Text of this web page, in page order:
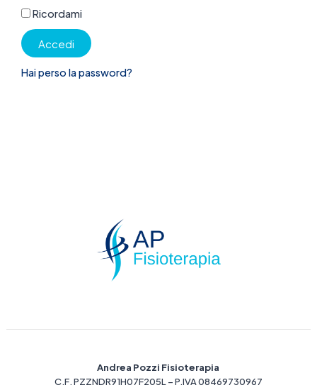
Ricordami
Accedi
Hai perso la password?
Andrea Pozzi Fisioterapia
C.F. PZZNDR91H07F205L – P.IVA 08469730967